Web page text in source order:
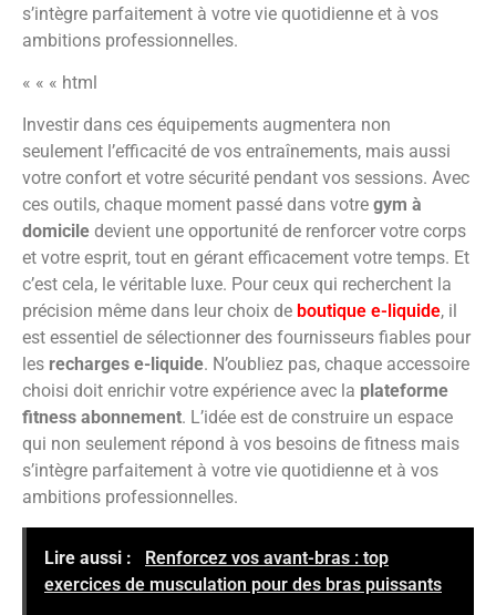
s’intègre parfaitement à votre vie quotidienne et à vos
ambitions professionnelles.
« « « html
Investir dans ces équipements augmentera non
seulement l’efficacité de vos entraînements, mais aussi
votre confort et votre sécurité pendant vos sessions. Avec
ces outils, chaque moment passé dans votre gym à
domicile devient une opportunité de renforcer votre corps
et votre esprit, tout en gérant efficacement votre temps. Et
c’est cela, le véritable luxe. Pour ceux qui recherchent la
précision même dans leur choix de boutique e-liquide, il
est essentiel de sélectionner des fournisseurs fiables pour
les recharges e-liquide. N’oubliez pas, chaque accessoire
choisi doit enrichir votre expérience avec la plateforme
fitness abonnement. L’idée est de construire un espace
qui non seulement répond à vos besoins de fitness mais
s’intègre parfaitement à votre vie quotidienne et à vos
ambitions professionnelles.
Lire aussi :
Renforcez vos avant-bras : top
exercices de musculation pour des bras puissants